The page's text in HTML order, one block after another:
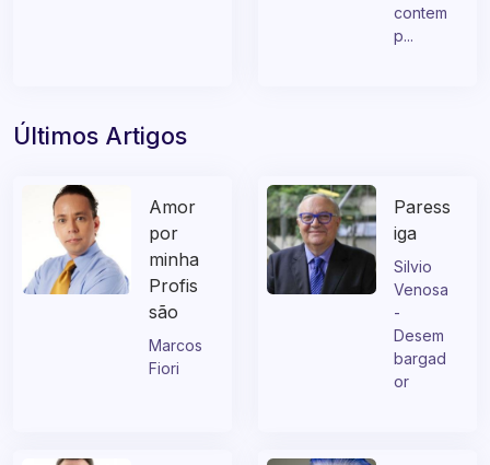
contem
p...
Últimos Artigos
Amor
por
minha
Profis
são
Marcos
Fiori
Paress
iga
Silvio
Venosa
-
Desem
bargad
or